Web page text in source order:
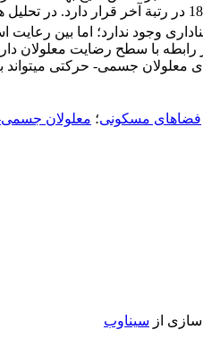
0 در رتبة آخر قرار دارد. در
وجود ندارد؛ اما بین
با سطح رضایت معلولان
جسمی- حرکتی می‏تواند
فضا‏های مسکونی؛ معلولان
از سیناوب